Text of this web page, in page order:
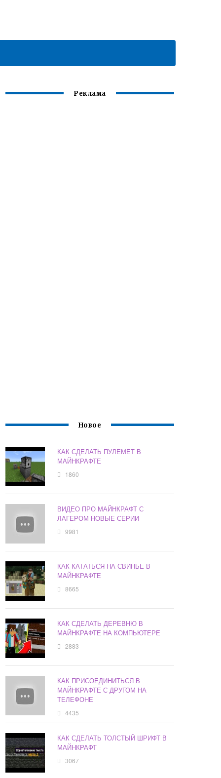
Реклама
Новое
КАК СДЕЛАТЬ ПУЛЕМЕТ В
МАЙНКРАФТЕ
1860
ВИДЕО ПРО МАЙНКРАФТ С
ЛАГЕРОМ НОВЫЕ СЕРИИ
9981
КАК КАТАТЬСЯ НА СВИНЬЕ В
МАЙНКРАФТЕ
8665
КАК СДЕЛАТЬ ДЕРЕВНЮ В
МАЙНКРАФТЕ НА КОМПЬЮТЕРЕ
2883
КАК ПРИСОЕДИНИТЬСЯ В
МАЙНКРАФТЕ С ДРУГОМ НА
ТЕЛЕФОНЕ
4435
КАК СДЕЛАТЬ ТОЛСТЫЙ ШРИФТ В
МАЙНКРАФТ
3067